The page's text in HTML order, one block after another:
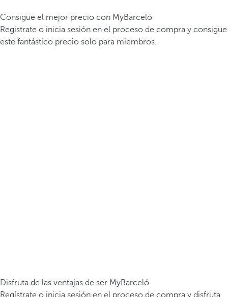
Consigue el mejor precio con MyBarceló
Registrate o inicia sesión en el proceso de compra y consigue
este fantástico precio solo para miembros.
Disfruta de las ventajas de ser MyBarceló
Regístrate o inicia sesión en el proceso de compra y disfruta